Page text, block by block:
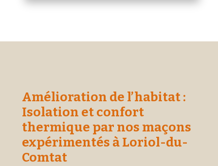
Amélioration de l’habitat :
Isolation et confort
thermique par nos maçons
expérimentés à Loriol-du-
Comtat